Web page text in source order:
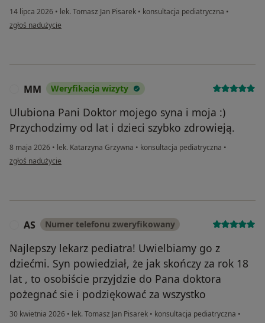
14 lipca 2026 • lek. Tomasz Jan Pisarek • konsultacja pediatryczna •
w opinii użytkownika Katarzyna
zgłoś nadużycie
MM Weryfikacja wizyty
Ulubiona Pani Doktor mojego syna i moja :)
Przychodzimy od lat i dzieci szybko zdrowieją.
8 maja 2026 • lek. Katarzyna Grzywna • konsultacja pediatryczna •
w opinii użytkownika MM
zgłoś nadużycie
AS Numer telefonu zweryfikowany
Najlepszy lekarz pediatra! Uwielbiamy go z
dziećmi. Syn powiedział, że jak skończy za rok 18
lat , to osobiście przyjdzie do Pana doktora
pożegnać sie i podziękować za wszystko
30 kwietnia 2026 • lek. Tomasz Jan Pisarek • konsultacja pediatryczna •